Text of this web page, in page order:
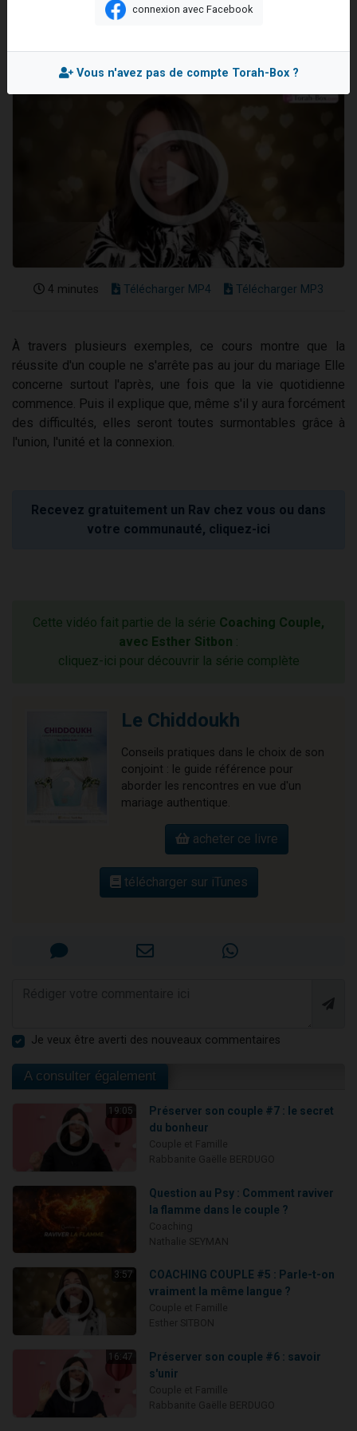
5 personnes viennent de faire un don pour Reloger Rivka, 6 enfants, victime de violences...
Mis en ligne le Dimanche 19 Juillet 2026
4 minutes Télécharger MP4 Télécharger MP3
À travers plusieurs exemples, ce cours montre que la
réussite d'un couple ne s'arrête pas au jour du mariage Elle
concerne surtout l'après, une fois que la vie quotidienne
commence. Puis il explique que, même s'il y aura forcément
des difficultés, elles seront toutes surmontables grâce à
l'union, l'unité et la connexion.
Recevez gratuitement un Rav chez vous ou dans
votre communauté, cliquez-ici
Cette vidéo fait partie de la série Coaching Couple,
avec Esther Sitbon :
cliquez-ici pour découvrir la série complète
Le Chiddoukh
Conseils pratiques dans le choix de son
conjoint : le guide référence pour
aborder les rencontres en vue d'un
mariage authentique.
acheter ce livre
télécharger sur iTunes
Je veux être averti des nouveaux commentaires
A consulter également
19:05
Préserver son couple #7 : le secret
du bonheur
Question au Psy : Comment raviver
la flamme dans le couple ?
3:57
COACHING COUPLE #5 : Parle-t-on
vraiment la même langue ?
16:47
Préserver son couple #6 : savoir
s'unir
connexion avec Facebook
Vous n'avez pas de compte Torah-Box ?